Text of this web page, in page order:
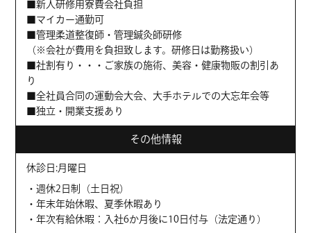
■新人研修用寮費会社負担
■マイカー通勤可
■管理柔道整復師・管理鍼灸師研修
（※会社が費用を負担致します。研修日は勤務扱い）
■社割有り・・・ご家族の施術、美容・健康物販の割引あ
り
■全社員合同の運動会大会、大手ホテルでの大忘年会等
■独立・開業支援あり
その他情報
休診日:月曜日
・週休2日制（土日祝）
・年末年始休暇、夏季休暇あり
・年次有給休暇：入社6か月後に10日付与（法定通り）